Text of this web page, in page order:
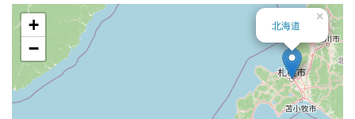
北海道
×
+
−